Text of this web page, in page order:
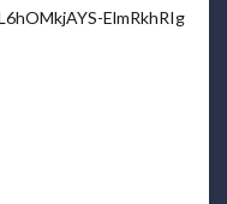
ElmRkhRIg